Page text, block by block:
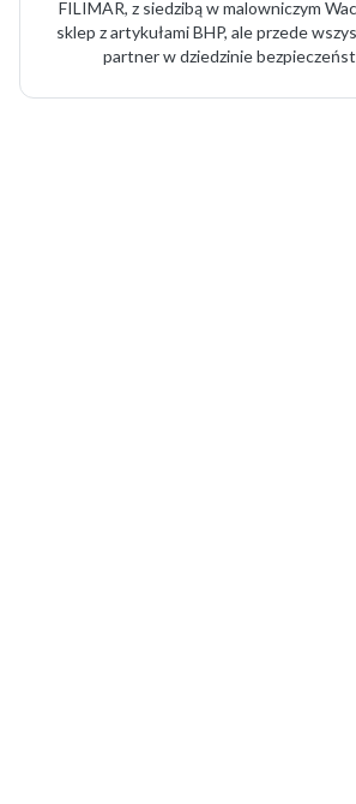
FILIMAR, z siedzibą w malowniczym
sklep z artykułami BHP, ale przede
partner w dziedzinie